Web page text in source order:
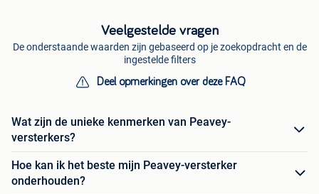
Veelgestelde vragen
De onderstaande waarden zijn gebaseerd op je zoekopdracht en de
ingestelde filters
Deel opmerkingen over deze FAQ
Wat zijn de unieke kenmerken van Peavey-
versterkers?
Hoe kan ik het beste mijn Peavey-versterker
onderhouden?